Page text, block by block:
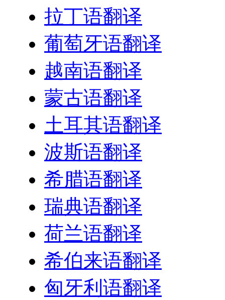
拉丁语翻译
葡萄牙语翻译
越南语翻译
蒙古语翻译
土耳其语翻译
波斯语翻译
希腊语翻译
瑞典语翻译
荷兰语翻译
希伯来语翻译
匈牙利语翻译